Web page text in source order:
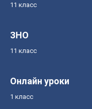
11 класс
ЗНО
11 класс
Онлайн уроки
1 класс